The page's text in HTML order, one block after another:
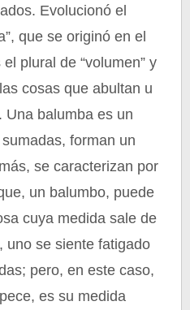
Evolucionó el
que se originó en el
plural de “volumen” y
cosas que abultan u
Una balumba es un
forman un
se caracterizan por
un balumbo, puede
cuya medida sale de
uno se siente fatigado
pero, en este caso,
es su medida